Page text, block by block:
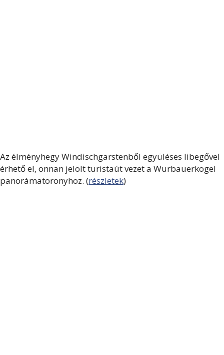
Az élményhegy Windischgarstenből együléses libegővel
érhető el, onnan jelölt turistaút vezet a Wurbauerkogel
panorámatoronyhoz. (részletek)